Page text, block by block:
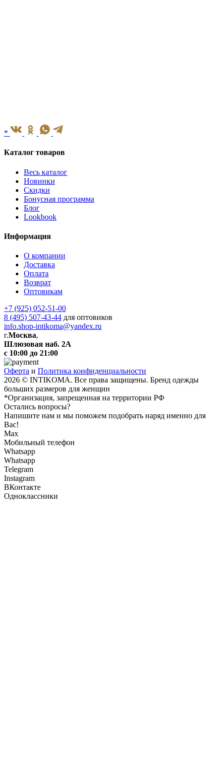
*
Каталог товаров
Весь каталог
Новинки
Скидки
Бонусная программа
Блог
Lookbook
Информация
О компании
Доставка
Оплата
Возврат
Оптовикам
+7 (925) 052-51-00
8 (495) 507-43-44 для оптовиков
info.shop-intikoma@yandex.ru
г.Москва,
Шлюзовая наб. 2А
с 10:00 до 21:00
Оферта и Политика конфиденциальности
2026 © INTIKOMA. Все права защищены. Бренд одежды
больших размеров для женщин
*Организация, запрещенная на территории РФ
Остались вопросы?
Напишите нам и мы поможем подобрать наряд именно для
Вас!
Max
Мобильный телефон
Whatsapp
Whatsapp
Telegram
Instagram
ВКонтакте
Одноклассники